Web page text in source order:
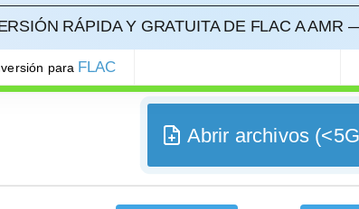
RÁPIDA Y GRATUITA DE FLAC A AMR
para FLAC
Abrir archivos